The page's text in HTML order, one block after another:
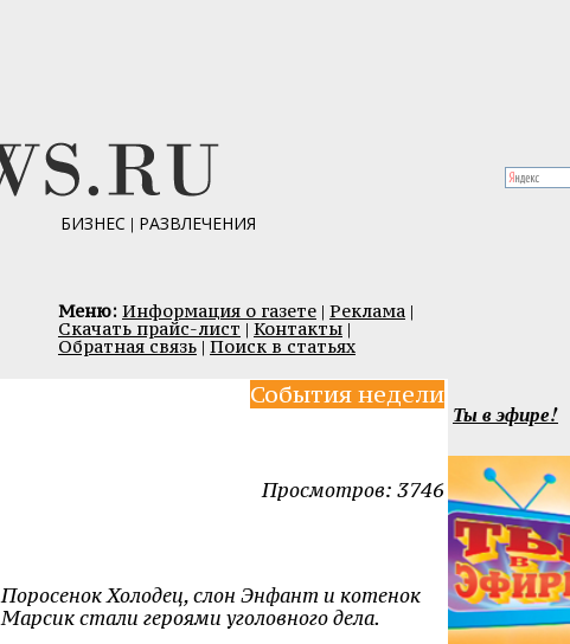
БИЗНЕС | РАЗВЛЕЧЕНИЯ
Меню: Информация о газете | Реклама |
Скачать прайс-лист | Контакты |
Обратная связь | Поиск в статьях
События недели
Просмотров: 3746
Поросенок Холодец, слон Энфант и котенок
Марсик стали героями уголовного дела.
Ты в эфире!